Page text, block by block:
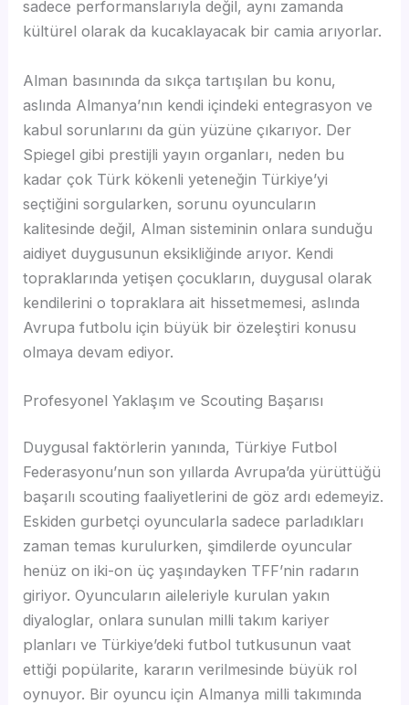
sadece performanslarıyla değil, aynı zamanda
kültürel olarak da kucaklayacak bir camia arıyorlar.
Alman basınında da sıkça tartışılan bu konu,
aslında Almanya’nın kendi içindeki entegrasyon ve
kabul sorunlarını da gün yüzüne çıkarıyor. Der
Spiegel gibi prestijli yayın organları, neden bu
kadar çok Türk kökenli yeteneğin Türkiye’yi
seçtiğini sorgularken, sorunu oyuncuların
kalitesinde değil, Alman sisteminin onlara sunduğu
aidiyet duygusunun eksikliğinde arıyor. Kendi
topraklarında yetişen çocukların, duygusal olarak
kendilerini o topraklara ait hissetmemesi, aslında
Avrupa futbolu için büyük bir özeleştiri konusu
olmaya devam ediyor.
Profesyonel Yaklaşım ve Scouting Başarısı
Duygusal faktörlerin yanında, Türkiye Futbol
Federasyonu’nun son yıllarda Avrupa’da yürüttüğü
başarılı scouting faaliyetlerini de göz ardı edemeyiz.
Eskiden gurbetçi oyuncularla sadece parladıkları
zaman temas kurulurken, şimdilerde oyuncular
henüz on iki-on üç yaşındayken TFF’nin radarın
giriyor. Oyuncuların aileleriyle kurulan yakın
diyaloglar, onlara sunulan milli takım kariyer
planları ve Türkiye’deki futbol tutkusunun vaat
ettiği popülarite, kararın verilmesinde büyük rol
oynuyor. Bir oyuncu için Almanya milli takımında